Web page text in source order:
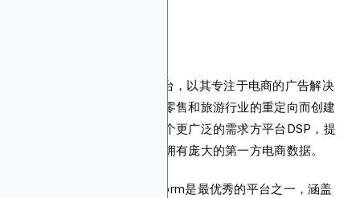
Criteo是一个成熟的DSP平台，以其专注于电商的广告解决
方案而闻名。最初，它是为零售和旅游行业的重定向而创建
的。如今，它已发展成为一个更广泛的需求方平台DSP，提
供全渠道程序化广告购买，拥有庞大的第一方电商数据。
其Commerce Media Platform是最优秀的平台之一，涵盖